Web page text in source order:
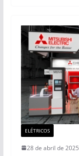
ELÉTRICOS
28 de abril de 2025